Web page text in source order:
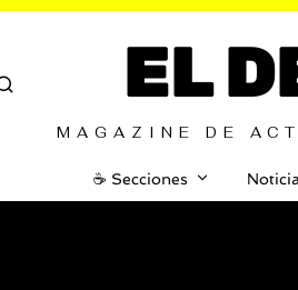
EL
MAGAZINE DE
☕️ Secciones